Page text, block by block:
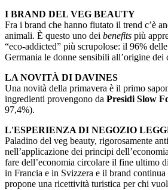
I BRAND DEL VEG BEAUTY
Fra i brand che hanno fiutato il trend c’è
animali. È questo uno dei benefits più
“eco-addicted” più scrupolose: il 96%
Germania le donne sensibili all’origine
LA NOVITÀ DI DAVINES
Una novità della primavera è il primo
ingredienti provengono da Presidi Slow
97,4%).
L'ESPERIENZA DI NEGOZIO
Paladino del veg beauty, rigorosamente
nell’applicazione dei principi
fare dell’economia circolare il fine ultimo
in Francia e in Svizzera e il brand
propone una ricettività turistica per chi